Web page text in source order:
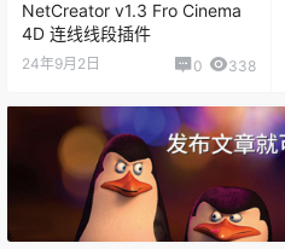
NetCreator v1.3 Fro Cinema
4D 连线线段插件
24年9月2日 0 338